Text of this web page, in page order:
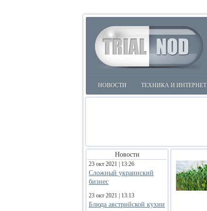
НОВОСТИ ТЕХНИКА И ИНТЕРНЕТ
Новости
23 окт 2021 | 13:26
Сложный украинский
бизнес
23 окт 2021 | 13:13
Блюда австрийской кухни